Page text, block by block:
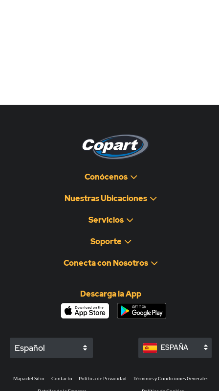
Conócenos
Nuestras Ubicaciones
Servicios
Soporte
Conecta con Nosotros
Descarga la App
Español ESPAÑA
Mapa del Sitio Contacto Política de Privacidad Términos y Condiciones Generales